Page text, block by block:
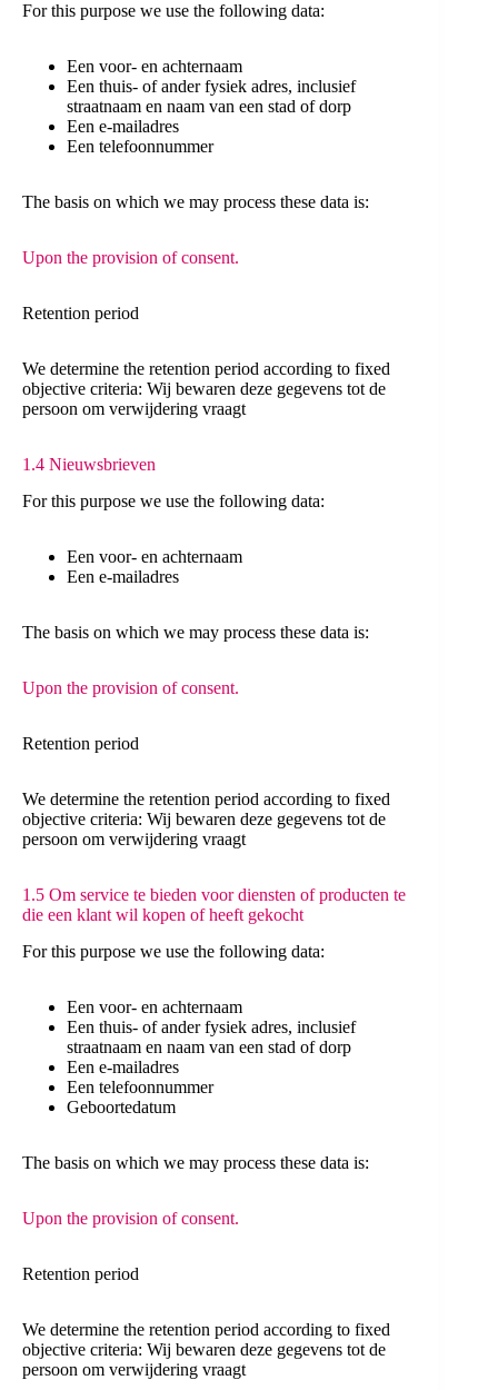
For this purpose we use the following data:
Een voor- en achternaam
Een thuis- of ander fysiek adres, inclusief
straatnaam en naam van een stad of dorp
Een e-mailadres
Een telefoonnummer
The basis on which we may process these data is:
Upon the provision of consent.
Retention period
We determine the retention period according to fixed
objective criteria: Wij bewaren deze gegevens tot de
persoon om verwijdering vraagt
1.4 Nieuwsbrieven
For this purpose we use the following data:
Een voor- en achternaam
Een e-mailadres
The basis on which we may process these data is:
Upon the provision of consent.
Retention period
We determine the retention period according to fixed
objective criteria: Wij bewaren deze gegevens tot de
persoon om verwijdering vraagt
1.5 Om service te bieden voor diensten of producten te
die een klant wil kopen of heeft gekocht
For this purpose we use the following data:
Een voor- en achternaam
Een thuis- of ander fysiek adres, inclusief
straatnaam en naam van een stad of dorp
Een e-mailadres
Een telefoonnummer
Geboortedatum
The basis on which we may process these data is:
Upon the provision of consent.
Retention period
We determine the retention period according to fixed
objective criteria: Wij bewaren deze gegevens tot de
persoon om verwijdering vraagt